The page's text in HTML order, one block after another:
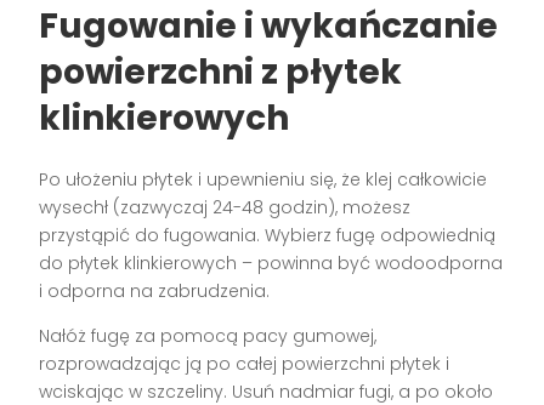
Fugowanie i wykańczanie
powierzchni z płytek
klinkierowych
Po ułożeniu płytek i upewnieniu się, że klej całkowicie
wysechł (zazwyczaj 24-48 godzin), możesz
przystąpić do fugowania. Wybierz fugę odpowiednią
do płytek klinkierowych – powinna być wodoodporna
i odporna na zabrudzenia.
Nałóż fugę za pomocą pacy gumowej,
rozprowadzając ją po całej powierzchni płytek i
wciskając w szczeliny. Usuń nadmiar fugi, a po około